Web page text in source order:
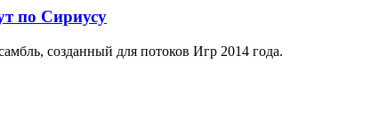
по Сириусу
созданный для потоков Игр 2014 года.